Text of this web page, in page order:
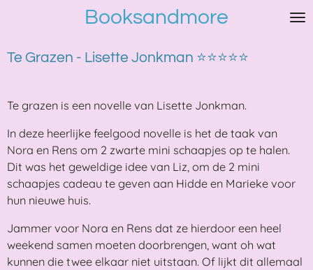
de
Booksandmore
Te Grazen - Lisette Jonkman ⭐⭐⭐⭐⭐
Te grazen is een novelle van Lisette Jonkman.
In deze heerlijke feelgood novelle is het de taak van
Nora en Rens om 2 zwarte mini schaapjes op te halen.
Dit was het geweldige idee van Liz, om de 2 mini
schaapjes cadeau te geven aan Hidde en Marieke voor
hun nieuwe huis.
Jammer voor Nora en Rens dat ze hierdoor een heel
weekend samen moeten doorbrengen, want oh wat
kunnen die twee elkaar niet uitstaan. Of lijkt dit allemaal